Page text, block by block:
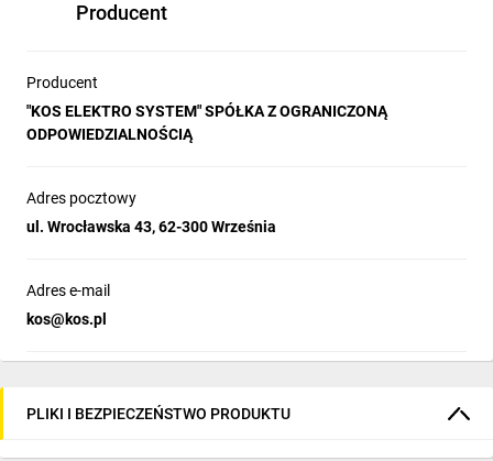
Producent
Producent
"KOS ELEKTRO SYSTEM" SPÓŁKA Z OGRANICZONĄ
ODPOWIEDZIALNOŚCIĄ
Adres pocztowy
ul. Wrocławska 43, 62-300 Września
Adres e-mail
kos@kos.pl
PLIKI I BEZPIECZEŃSTWO PRODUKTU